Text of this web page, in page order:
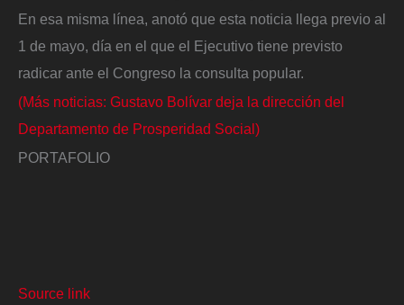
En esa misma línea, anotó que esta noticia llega previo al
1 de mayo, día en el que el Ejecutivo tiene previsto
radicar ante el Congreso la consulta popular.
(Más noticias: Gustavo Bolívar deja la dirección del
Departamento de Prosperidad Social)
PORTAFOLIO
Source link